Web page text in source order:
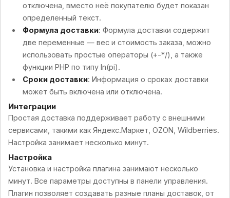
отключена, вместо неё покупателю будет показан
определенный текст.
Формула доставки: Формула доставки содержит
две переменные — вес и стоимость заказа, можно
использовать простые операторы (+-*/), а также
функции PHP по типу ln(pi).
Сроки доставки: Информация о сроках доставки
может быть включена или отключена.
Интеграции
Простая доставка поддерживает работу с внешними
сервисами, такими как Яндекс.Маркет, OZON, Wildberries.
Настройка занимает несколько минут.
Настройка
Установка и настройка плагина занимают несколько
минут. Все параметры доступны в панели управления.
Плагин позволяет создавать разные планы доставок, от